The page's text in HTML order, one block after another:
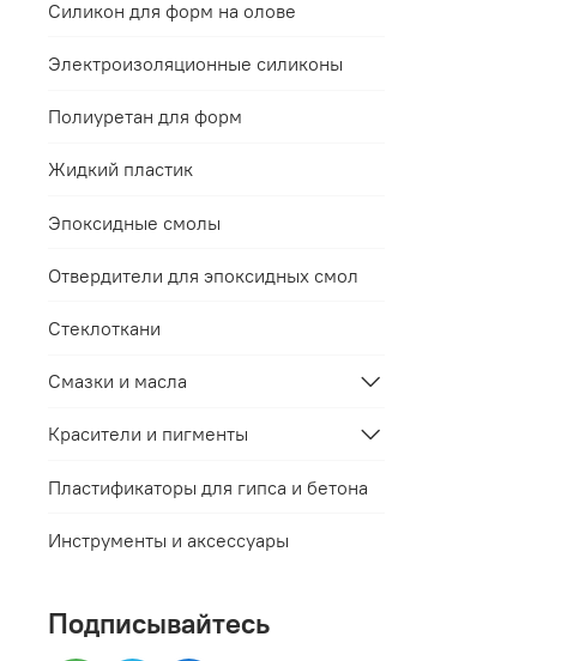
Силикон для форм на олове
Электроизоляционные силиконы
Полиуретан для форм
Жидкий пластик
Эпоксидные смолы
Отвердители для эпоксидных смол
Стеклоткани
Смазки и масла
Красители и пигменты
Пластификаторы для гипса и бетона
Инструменты и аксессуары
Подписывайтесь